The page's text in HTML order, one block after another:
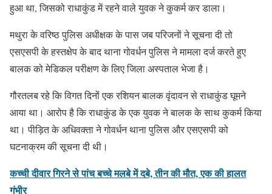
हुआ था, जिसको राधाकुंड में रहने वाले युवक ने कुकर्म कर डाला।
मथुरा के वरिष्ठ पुलिस अधीक्षक के पास जब परिजनों ने सूचना दी तो
एसएसपी के हस्तक्षेप के बाद थाना गोवर्धन पुलिस ने मामला दर्ज करते हुए
बालक को मेडिकल परीक्षण के लिए जिला अस्पताल भेजा है।
गौरतलब रहे कि विगत दिनों एक रशियन बालक वृंदावन से राधाकुंड घूमने
आया था। आरोप है कि राधाकुंड के एक युवक ने बालक के साथ कुकर्म किया
था। पीड़ित के अधिवक्ता ने गोवर्धन थाना पुलिस और एसएसपी को
घटनाक्रम की सूचना दी थी।
कच्ची दीवार गिरने से पांच बच्चे मलबे में दबे, तीन की मौत, एक की हालत
गंभीर